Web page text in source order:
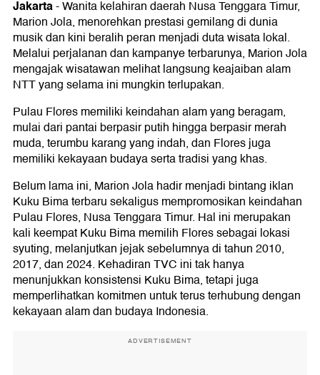
Jakarta-Wanita kelahiran daerah Nusa Tenggara Timur,
Marion Jola, menorehkan prestasi gemilang di dunia
musik dan kini beralih peran menjadi duta wisata lokal.
Melalui perjalanan dan kampanye terbarunya, Marion Jola
mengajak wisatawan melihat langsung keajaiban alam
NTT yang selama ini mungkin terlupakan.
Pulau Flores memiliki keindahan alam yang beragam,
mulai dari pantai berpasir putih hingga berpasir merah
muda, terumbu karang yang indah, dan Flores juga
memiliki kekayaan budaya serta tradisi yang khas.
Belum lama ini, Marion Jola hadir menjadi bintang iklan
Kuku Bima terbaru sekaligus mempromosikan keindahan
Pulau Flores, Nusa Tenggara Timur. Hal ini merupakan
kali keempat Kuku Bima memilih Flores sebagai lokasi
syuting, melanjutkan jejak sebelumnya di tahun 2010,
2017, dan 2024. Kehadiran TVC ini tak hanya
menunjukkan konsistensi Kuku Bima, tetapi juga
memperlihatkan komitmen untuk terus terhubung dengan
kekayaan alam dan budaya Indonesia.
ADVERTISEMENT